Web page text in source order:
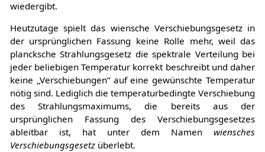
wiedergibt.
Heutzutage spielt das wiensche Verschiebungsgesetz in
der ursprünglichen Fassung keine Rolle mehr, weil das
plancksche Strahlungsgesetz die spektrale Verteilung bei
jeder beliebigen Temperatur korrekt beschreibt und daher
keine „Verschiebungen“ auf eine gewünschte Temperatur
nötig sind. Lediglich die temperaturbedingte Verschiebung
des Strahlungsmaximums, die bereits aus der
ursprünglichen Fassung des Verschiebungsgesetzes
ableitbar ist, hat unter dem Namenwiensches
Verschiebungsgesetzüberlebt.